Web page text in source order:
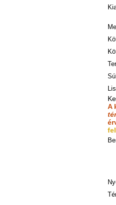
A